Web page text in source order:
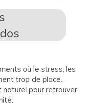
où le stress, les
trop de place.
naturel pour retrouver